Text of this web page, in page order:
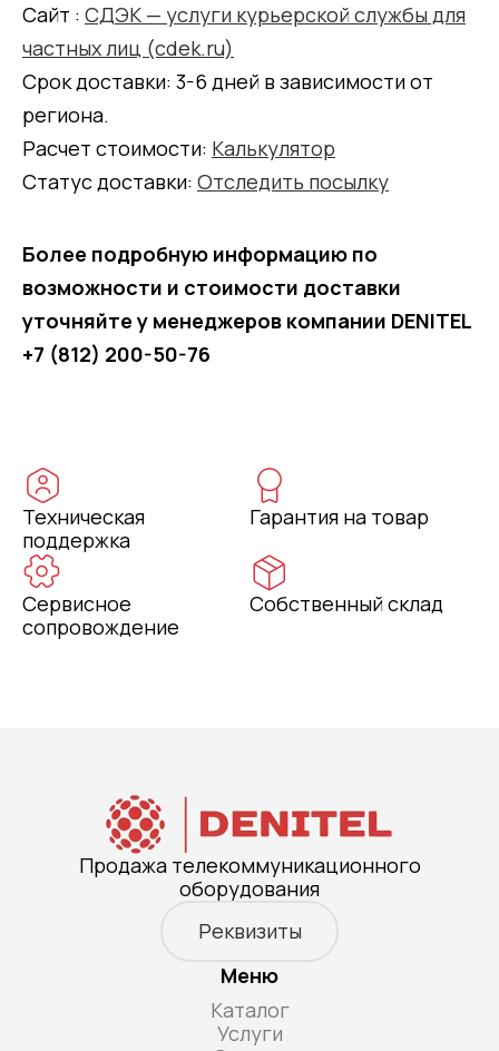
Сайт : СДЭК — услуги курьерской службы для
частных лиц (cdek.ru)
Срок доставки: 3-6 дней в зависимости от
региона.
Расчет стоимости: Калькулятор
Статус доставки: Отследить посылку
Более подробную информацию по
возможности и стоимости доставки
уточняйте у менеджеров компании DENITEL
+7 (812) 200-50-76
Техническая
поддержка
Гарантия на товар
Сервисное
сопровождение
Собственный склад
Продажа телекоммуникационного
оборудования
Реквизиты
Меню
Каталог
Услуги